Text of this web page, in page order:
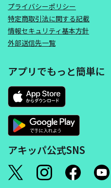
プライバシーポリシー
特定商取引法に関する記載
情報セキュリティ基本方針
外部送信先一覧
アプリでもっと簡単に
アキッパ公式SNS